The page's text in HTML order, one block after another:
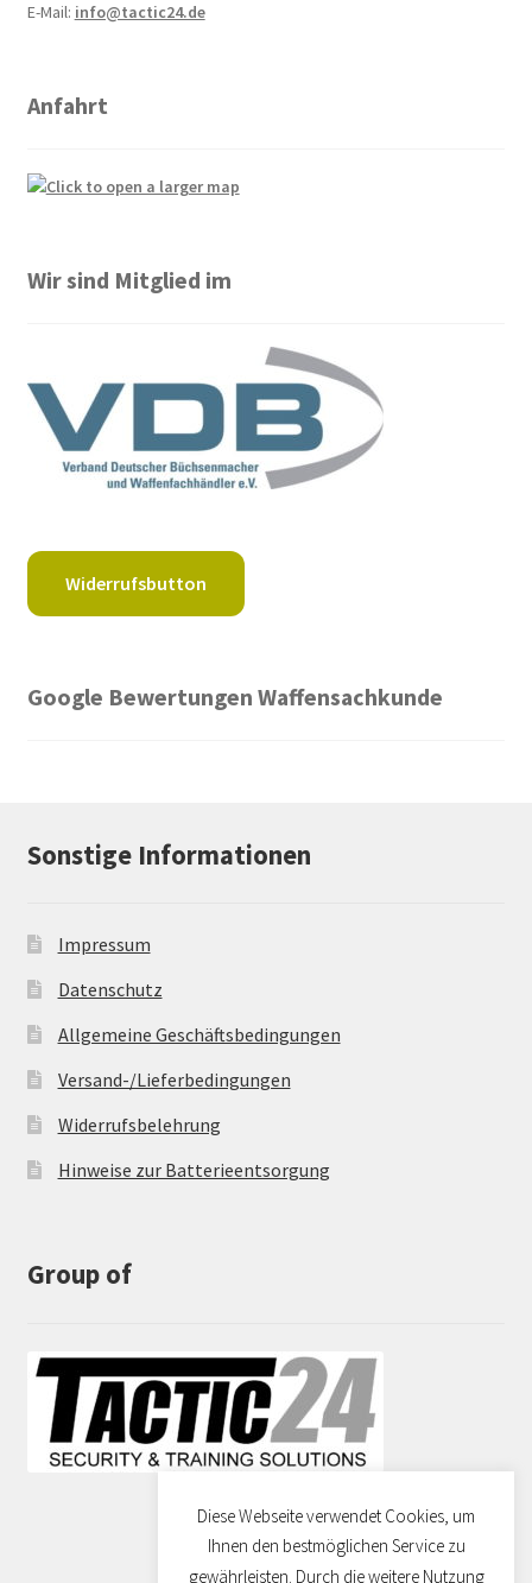
E-Mail: info@tactic24.de
Anfahrt
Wir sind Mitglied im
Widerrufsbutton
Google Bewertungen Waffensachkunde
Sonstige Informationen
Impressum
Datenschutz
Allgemeine Geschäftsbedingungen
Versand-/Lieferbedingungen
Widerrufsbelehrung
Hinweise zur Batterieentsorgung
Group of
Diese Webseite verwendet Cookies, um
Ihnen den bestmöglichen Service zu
gewährleisten. Durch die weitere Nutzung